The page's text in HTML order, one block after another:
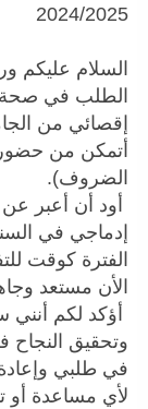
2024/2025
السلام عليكم
الطلب في صحة
أتمكن من
الضروف).
أود أن أعبر
إدماجي في
الفترة كوقت
الأن مستعد
أؤكد لكم
وتحقيق النجاح
في طلبي
لأي مساعدة أو